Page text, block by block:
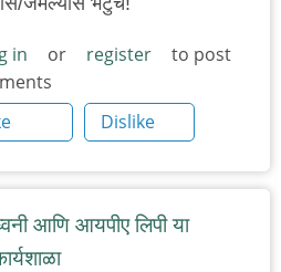
in or register
to post
Dislike
आणि आयपीए लिपी या